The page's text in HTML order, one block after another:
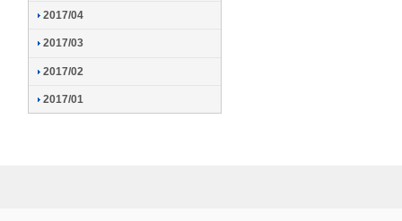
2017/04
2017/03
2017/02
2017/01